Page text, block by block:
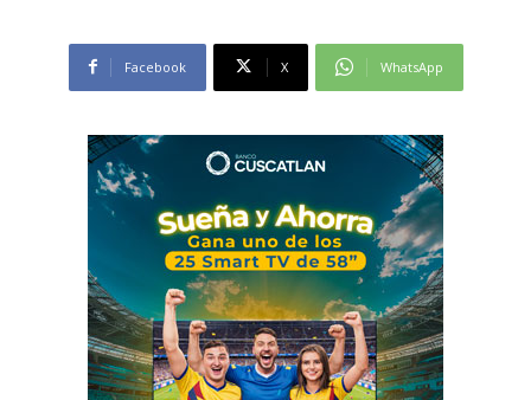
Facebook X WhatsApp